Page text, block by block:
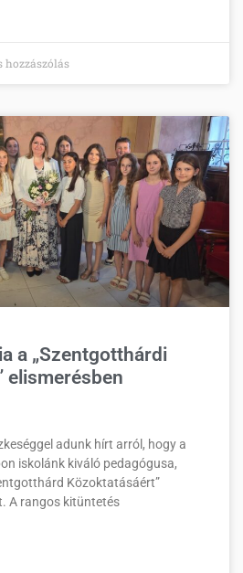
hozzászólás
a „Szentgotthárdi
elismerésben
adunk hírt arról, hogy a
iskolánk kiváló pedagógusa,
Közoktatásáért”
A rangos kitüntetés